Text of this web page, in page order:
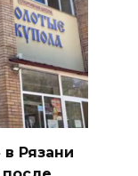
Рязани